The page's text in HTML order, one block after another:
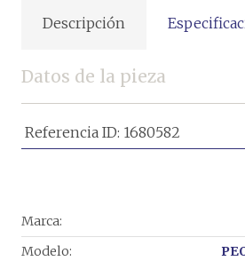
Descripción
Datos de la pieza
Referencia ID: 1680582
Marca:
Modelo: